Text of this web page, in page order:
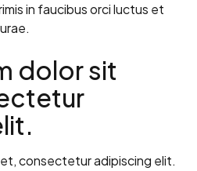
in faucibus orci luctus et
dolor sit
consectetur adipiscing elit.